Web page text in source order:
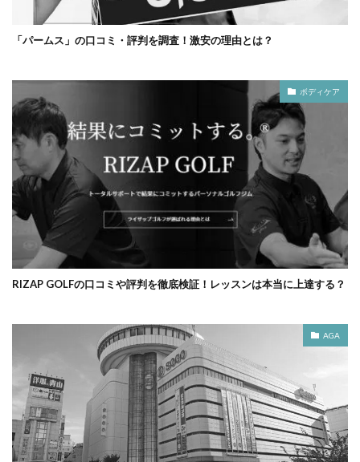
「パームス」の口コミ・評判を調査！激安の理由とは？
ボディケア
RIZAP GOLFの口コミや評判を徹底検証！レッスンは本当に上達する？
AGA